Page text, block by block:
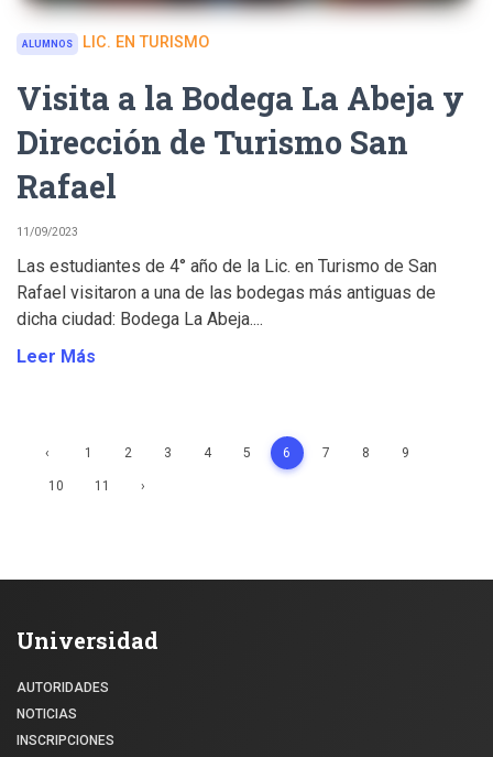
ALUMNOS LIC. EN TURISMO
Visita a la Bodega La Abeja y
Dirección de Turismo San
Rafael
11/09/2023
Las estudiantes de 4° año de la Lic. en Turismo de San
Rafael visitaron a una de las bodegas más antiguas de
dicha ciudad: Bodega La Abeja....
Leer Más
‹ 1 2 3 4 5 6 7 8 9
10 11 ›
Universidad
AUTORIDADES
NOTICIAS
INSCRIPCIONES